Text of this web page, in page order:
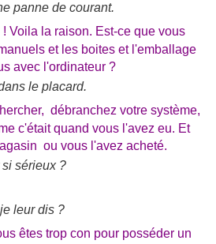
panne de courant.
! Voila la raison. Est-ce que vous
et les boites et l'emballage
avec l'ordinateur ?
le placard.
débranchez votre système,
c'était quand vous l'avez eu. Et
ou vous l'avez acheté.
sérieux ?
leur dis ?
êtes trop con pour posséder un